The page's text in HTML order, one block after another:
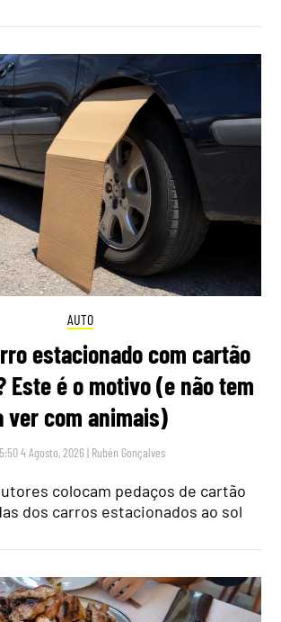
AUTO
estacionado com cartão
Este é o motivo (e não tem
ver com animais)
4 Agosto, 2026 | Rubén Gonçalves
colocam pedaços de cartão
dos carros estacionados ao sol